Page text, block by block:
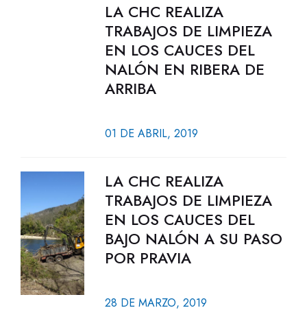
LA CHC REALIZA
TRABAJOS DE LIMPIEZA
EN LOS CAUCES DEL
NALÓN EN RIBERA DE
ARRIBA
01 DE ABRIL, 2019
LA CHC REALIZA
TRABAJOS DE LIMPIEZA
EN LOS CAUCES DEL
BAJO NALÓN A SU PASO
POR PRAVIA
28 DE MARZO, 2019